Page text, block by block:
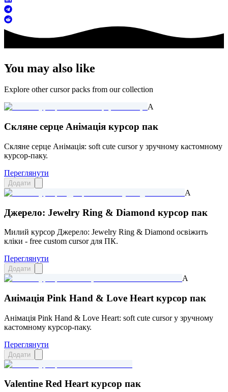
You may also like
Explore other cursor packs from our collection
A
Скляне серце Анімація курсор пак
Скляне серце Анімація: soft cute cursor у зручному кастомному
курсор-паку.
Переглянути
Додати
A
Джерело: Jewelry Ring & Diamond курсор пак
Милий курсор Джерело: Jewelry Ring & Diamond освіжить
кліки - free custom cursor для ПК.
Переглянути
Додати
A
Анімація Pink Hand & Love Heart курсор пак
Анімація Pink Hand & Love Heart: soft cute cursor у зручному
кастомному курсор-паку.
Переглянути
Додати
Valentine Red Heart курсор пак